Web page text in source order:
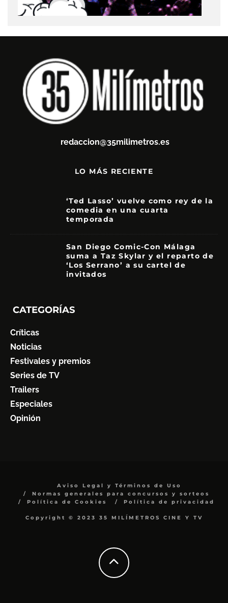
redaccion@35milimetros.es
LO MÁS RECIENTE
‘Ted Lasso’ vuelve como rey de la
comedia en una cuarta
temporada
San Diego Comic-Con Málaga
suma a Taz Skylar y el reparto de
‘Los Serrano’ a su cartel de
invitados
CATEGORÍAS
Críticas
Noticias
Festivales y premios
Series de TV
Trailers
Especiales
Opinión
Aviso Legal y Términos de Uso
Normas generales para concursos y sorteos
Política de Cookies
Política de privacidad
Copyright © 2023 35 MILÍMETROS CINE Y TV